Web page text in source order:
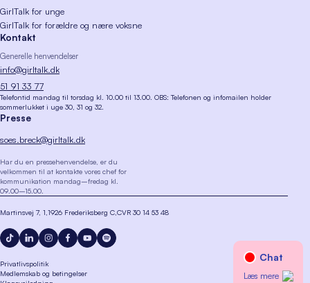
GirlTalk for unge
GirlTalk for forældre og nære voksne
Kontakt
Generelle henvendelser
info@girltalk.dk
51 91 33 77
Telefontid mandag til torsdag kl. 10.00 til 13.00. OBS: Telefonen og infomailen holder
sommerlukket i uge 30, 31 og 32.
Presse
soes.breck@girltalk.dk
Har du en pressehenvendelse, er du
velkommen til at kontakte vores chef for
kommunikation mandag–fredag kl.
09.00–15.00.
Martinsvej 7, 1 1926 Frederiksberg C CVR 30 14 53 48
Privatlivspolitik
Medlemskab og betingelser